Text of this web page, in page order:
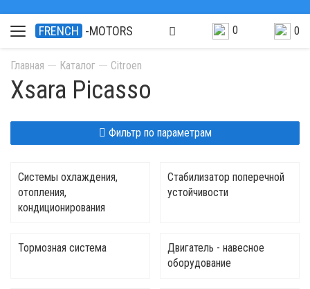
FRENCH -MOTORS 0 0
Главная Каталог Citroen
Xsara Picasso
Фильтр по параметрам
Системы охлаждения,
отопления,
кондиционирования
Стабилизатор поперечной
устойчивости
Тормозная система
Двигатель - навесное
оборудование